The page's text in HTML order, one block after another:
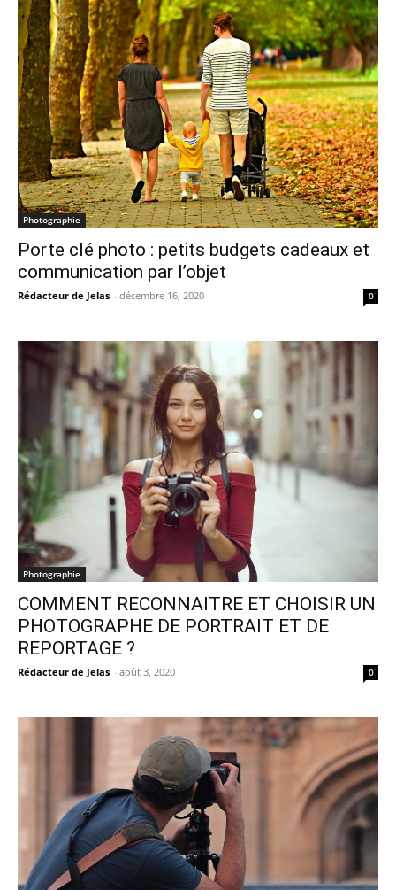
Photographie
Porte clé photo : petits budgets cadeaux et
communication par l’objet
Rédacteur de Jelas - décembre 16, 2020 0
Photographie
COMMENT RECONNAITRE ET CHOISIR UN
PHOTOGRAPHE DE PORTRAIT ET DE
REPORTAGE ?
Rédacteur de Jelas - août 3, 2020 0